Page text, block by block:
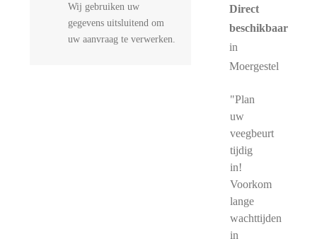
Wij gebruiken uw
gegevens uitsluitend om
uw aanvraag te verwerken.
Direct
beschikbaar
in
Moergestel
"Plan
uw
veegbeurt
tijdig
in!
Voorkom
lange
wachttijden
in